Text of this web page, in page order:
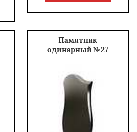
Памятник
одинарный №27